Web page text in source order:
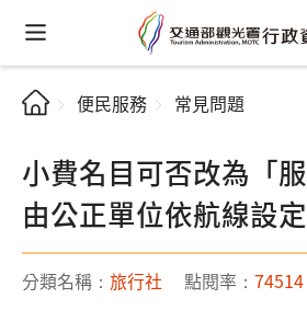
便民服務 常見問題
小費名目可否改為「
由公正單位依航線設
分類名稱： 旅行社 點閱率： 74514